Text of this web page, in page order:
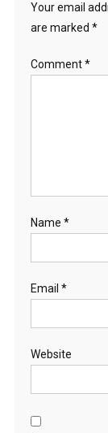
Your email
are marked *
Comment*
Name *
Email *
Website